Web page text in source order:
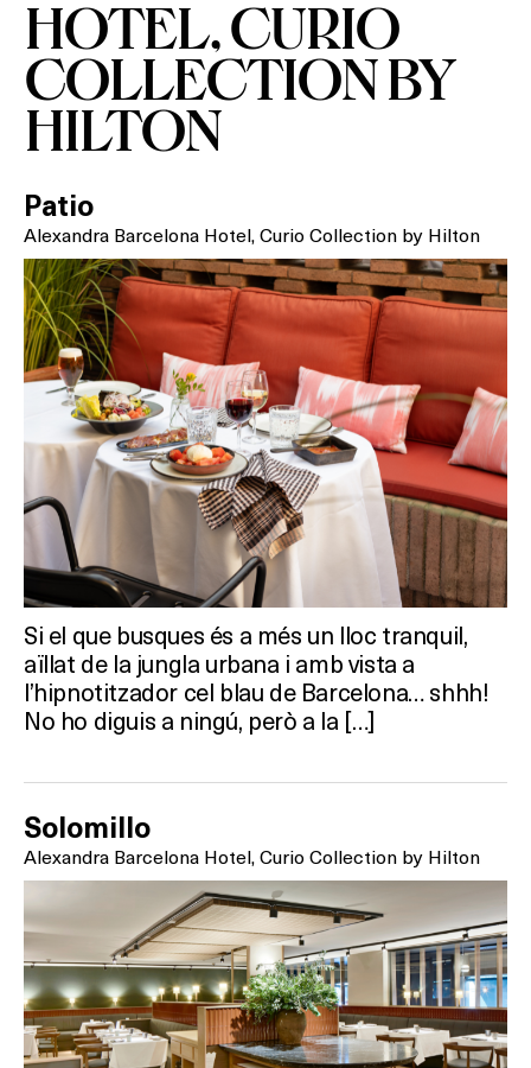
Què vols fer?
TERRASSES
BARS
SPAS
RESTAURANTS
SALES
Activitats
On?
HOTEL, CURIO
COLLECTION BY
HILTON
Patio
Alexandra Barcelona Hotel, Curio Collection by Hilton
Si el que busques és a més un lloc tranquil,
aïllat de la jungla urbana i amb vista a
l’hipnotitzador cel blau de Barcelona… shhh!
No ho diguis a ningú, però a la […]
Solomillo
Alexandra Barcelona Hotel, Curio Collection by Hilton